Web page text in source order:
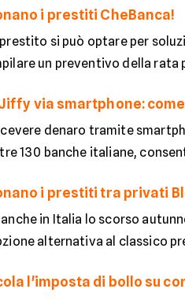
i prestiti CheBanca!
si può optare per
un preventivo della rata
via smartphone:
denaro tramite
130 banche italiane,
i prestiti tra privati
in Italia lo scorso
alternativa al classico
l'imposta di bollo su